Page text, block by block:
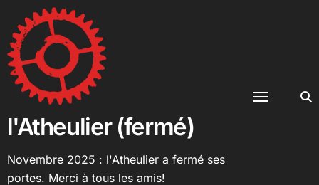
contenu
l'Atheulier (fermé)
Novembre 2025 : l'Atheulier a fermé ses
portes. Merci à tous les amis!